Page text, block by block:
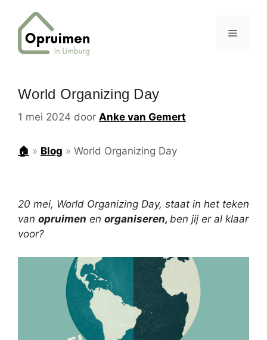
naar
inhoud
MENU
World Organizing Day
1 mei 2024 door Anke van Gemert
🏠 » Blog » World Organizing Day
20 mei, World Organizing Day, staat in het teken
van opruimen en organiseren, ben jij er al klaar
voor?